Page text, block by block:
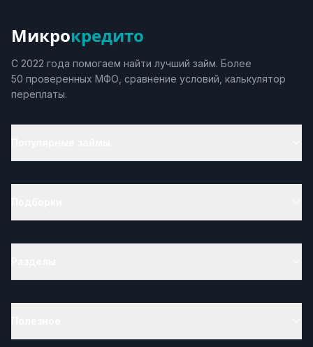
Микрокредито
С 2022 года помогаем найти лучший займ. Более
50 проверенных МФО, сравнение условий, калькулятор
переплаты.